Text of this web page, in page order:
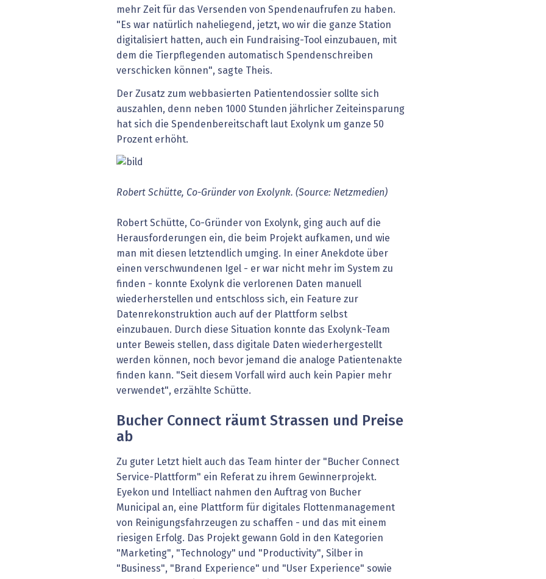
mehr Zeit für das Versenden von Spendenaufrufen zu haben.
"Es war natürlich naheliegend, jetzt, wo wir die ganze Station
digitalisiert hatten, auch ein Fundraising-Tool einzubauen, mit
dem die Tierpflegenden automatisch Spendenschreiben
verschicken können", sagte Theis.
Der Zusatz zum webbasierten Patientendossier sollte sich
auszahlen, denn neben 1000 Stunden jährlicher Zeiteinsparung
hat sich die Spendenbereitschaft laut Exolynk um ganze 50
Prozent erhöht.
Robert Schütte, Co-Gründer von Exolynk. (Source: Netzmedien)
Robert Schütte, Co-Gründer von Exolynk, ging auch auf die
Herausforderungen ein, die beim Projekt aufkamen, und wie
man mit diesen letztendlich umging. In einer Anekdote über
einen verschwundenen Igel - er war nicht mehr im System zu
finden - konnte Exolynk die verlorenen Daten manuell
wiederherstellen und entschloss sich, ein Feature zur
Datenrekonstruktion auch auf der Plattform selbst
einzubauen. Durch diese Situation konnte das Exolynk-Team
unter Beweis stellen, dass digitale Daten wiederhergestellt
werden können, noch bevor jemand die analoge Patientenakte
finden kann. "Seit diesem Vorfall wird auch kein Papier mehr
verwendet", erzählte Schütte.
Bucher Connect räumt Strassen und Preise
ab
Zu guter Letzt hielt auch das Team hinter der "Bucher Connect
Service-Plattform" ein Referat zu ihrem Gewinnerprojekt.
Eyekon und Intelliact nahmen den Auftrag von Bucher
Municipal an, eine Plattform für digitales Flottenmanagement
von Reinigungsfahrzeugen zu schaffen - und das mit einem
riesigen Erfolg. Das Projekt gewann Gold in den Kategorien
"Marketing", "Technology" und "Productivity", Silber in
"Business", "Brand Experience" und "User Experience" sowie